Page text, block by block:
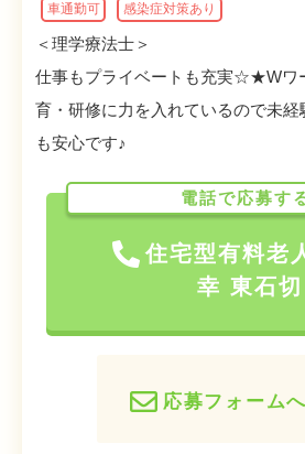
車通勤可 感染症対策あり
＜理学療法士＞
仕事もプライベートも充実☆★Wワ
育・研修に力を入れているので未
も安心です♪
電話で応募す
住宅型有料老
幸 東石切
応募フォーム